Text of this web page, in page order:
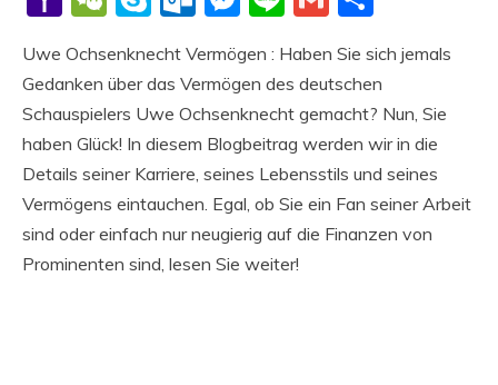
Uwe Ochsenknecht Vermögen : Haben Sie sich jemals
Gedanken über das Vermögen des deutschen
Schauspielers Uwe Ochsenknecht gemacht? Nun, Sie
haben Glück! In diesem Blogbeitrag werden wir in die
Details seiner Karriere, seines Lebensstils und seines
Vermögens eintauchen. Egal, ob Sie ein Fan seiner Arbeit
sind oder einfach nur neugierig auf die Finanzen von
Prominenten sind, lesen Sie weiter!